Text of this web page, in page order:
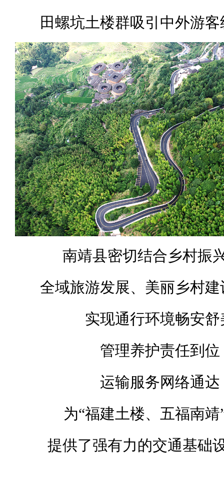
田螺坑土楼群吸引中外游
南靖县密切结合乡村振
全域旅游发展、美丽乡村
实现通行环境畅安舒
管理养护责任到位
运输服务网络通达
为“福建土楼、五福南靖
提供了强有力的交通基础